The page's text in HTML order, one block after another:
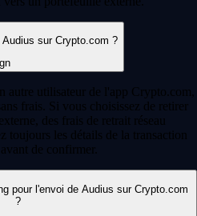
sur Crypto.com ?
autre utilisateur de l'app Crypto.com,
frais. Si vous choisissez de retirer
des frais de retrait réseau
toujours les détails de la transaction
de confirmer.
pour l'envoi de Audius sur Crypto.com
?